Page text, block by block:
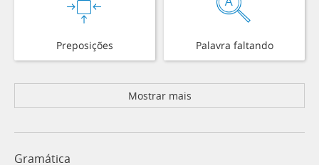
Preposições Palavra faltando
Mostrar mais
Gramática